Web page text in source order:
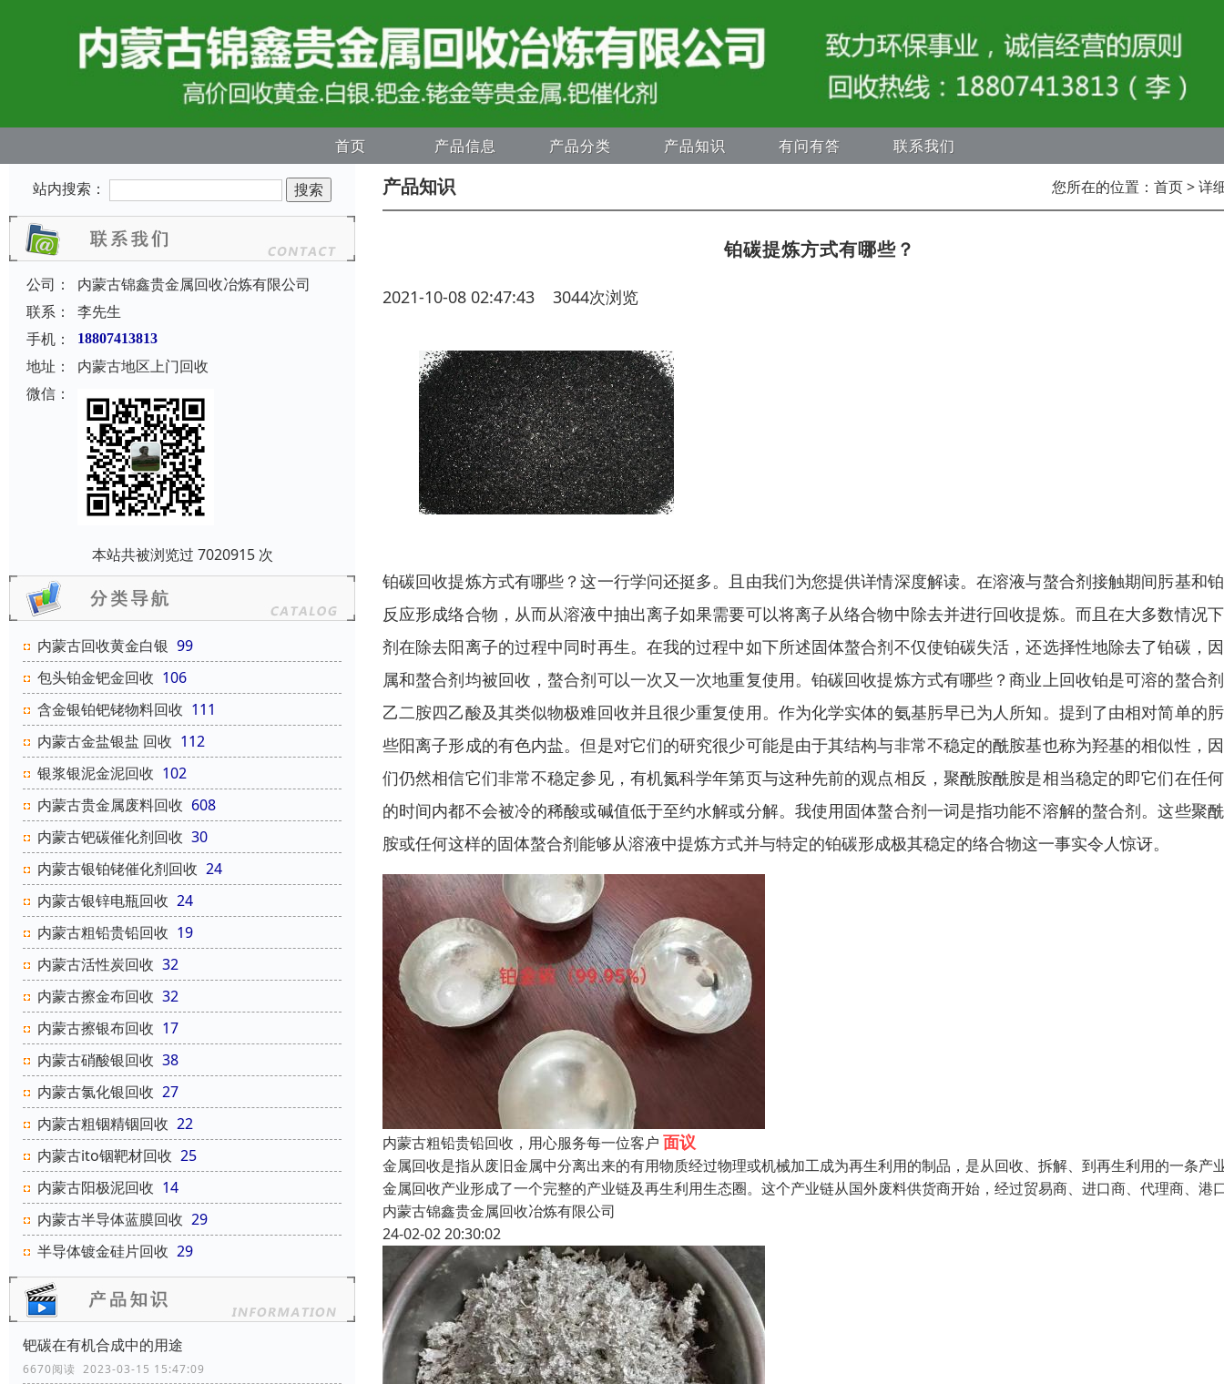
首页 产品信息 产品分类 产品知识 有问有答 联系我们
站内搜索：
公司：
内蒙古锦鑫贵金属回收冶炼有限公司
联系：
李先生
手机：
18807413813
地址：
内蒙古地区上门回收
微信：
本站共被浏览过 7020915 次
内蒙古回收黄金白银 99
包头铂金钯金回收 106
含金银铂钯铑物料回收 111
内蒙古金盐银盐 回收 112
银浆银泥金泥回收 102
内蒙古贵金属废料回收 608
内蒙古钯碳催化剂回收 30
内蒙古银铂铑催化剂回收 24
内蒙古银锌电瓶回收 24
内蒙古粗铅贵铅回收 19
内蒙古活性炭回收 32
内蒙古擦金布回收 32
内蒙古擦银布回收 17
内蒙古硝酸银回收 38
内蒙古氯化银回收 27
内蒙古粗铟精铟回收 22
内蒙古ito铟靶材回收 25
内蒙古阳极泥回收 14
内蒙古半导体蓝膜回收 29
半导体镀金硅片回收 29
钯碳在有机合成中的用途
6670阅读 2023-03-15 15:47:09
产品知识 您所在的位置： 首页> 详
铂碳提炼方式有哪些？
2021-10-08 02:47:43 3044次浏览
铂碳回收提炼方式有哪些？这一行学问还挺多。且由我们为您提供详情深度解读。在溶液与螯合剂接触期间肟基和
反应形成络合物，从而从溶液中抽出离子如果需要可以将离子从络合物中除去并进行回收提炼。而且在大多数情况
剂在除去阳离子的过程中同时再生。在我的过程中如下所述固体螯合剂不仅使铂碳失活，还选择性地除去了铂碳，
属和螯合剂均被回收，螯合剂可以一次又一次地重复使用。铂碳回收提炼方式有哪些？商业上回收铂是可溶的螯合
乙二胺四乙酸及其类似物极难回收并且很少重复使用。作为化学实体的氨基肟早已为人所知。提到了由相对简单的
些阳离子形成的有色内盐。但是对它们的研究很少可能是由于其结构与非常不稳定的酰胺基也称为羟基的相似性，
们仍然相信它们非常不稳定参见，有机氮科学年第页与这种先前的观点相反，聚酰胺酰胺是相当稳定的即它们在任
的时间内都不会被冷的稀酸或碱值低于至约水解或分解。我使用固体螯合剂一词是指功能不溶解的螯合剂。这些聚
胺或任何这样的固体螯合剂能够从溶液中提炼方式并与特定的铂碳形成极其稳定的络合物这一事实令人惊讶。
内蒙古粗铅贵铅回收，用心服务每一位客户 面议
金属回收是指从废旧金属中分离出来的有用物质经过物理或机械加工成为再生利用的制品，是从回收、拆解、到再生利用的一条产
金属回收产业形成了一个完整的产业链及再生利用生态圈。这个产业链从国外废料供货商开始，经过贸易商、进口商、代理商、港
内蒙古锦鑫贵金属回收冶炼有限公司
24-02-02 20:30:02